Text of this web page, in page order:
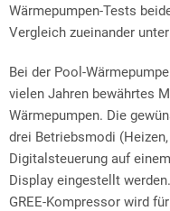
Wärmepumpen-Tests
Vergleich zueinander
Bei der Pool-
vielen Jahren bewährtes
Wärmepumpen. Die
drei Betriebsmodi
Digitalsteuerung auf
Display eingestellt
GREE-Kompressor wird